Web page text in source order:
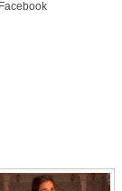
Facebook